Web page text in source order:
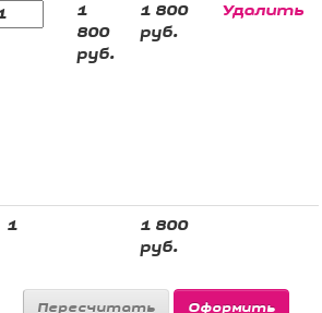
1
800
руб.
1 800
руб.
Удалить
1
1 800
руб.